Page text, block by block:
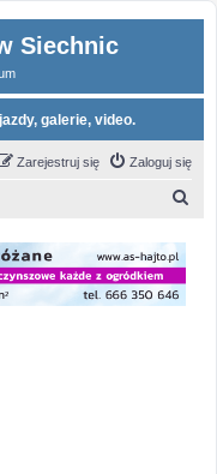
Siechnic
galerie, video.
Zaloguj się
Zarejestruj się